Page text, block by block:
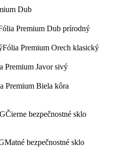
Dub
Premium Dub prírodný
Fólia Premium Orech klasický
Premium Javor sivý
Premium Biela kôra
Čierne bezpečnostné sklo
Matné bezpečnostné sklo